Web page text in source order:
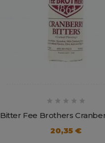
    
Bitter Fee Brothers
20,35 €